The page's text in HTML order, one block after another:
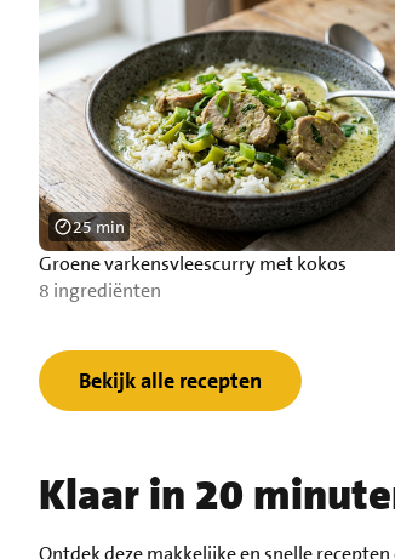
Groene varkensvleescurry met kokos
8 ingrediënten
25 min
Bekijk alle recepten
Klaar in 20
Ontdek deze makkelijke en snelle